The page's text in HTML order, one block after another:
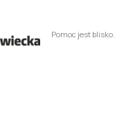
Pomoc jest blisko.